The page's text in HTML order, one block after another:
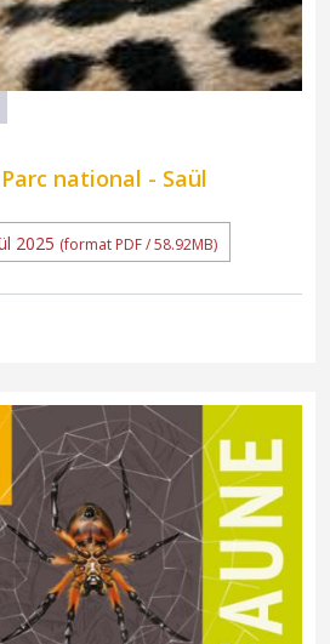
national - Saül
2025 (format PDF / 58.92MB)